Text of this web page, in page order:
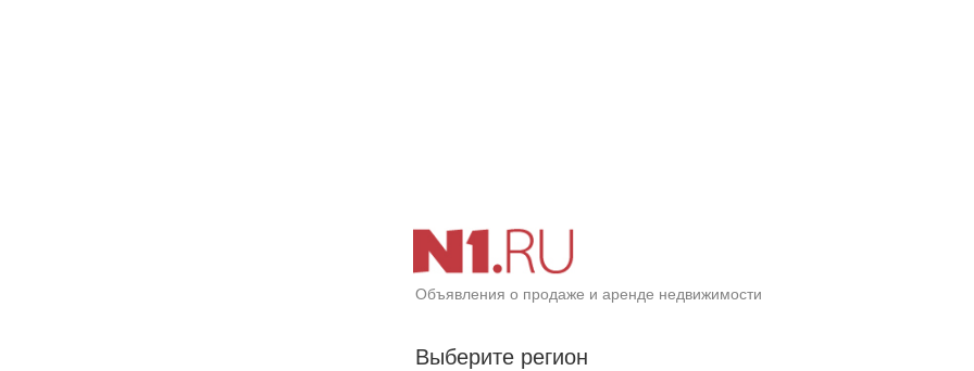
Объявления о продаже и аренде недвижимости
Выберите регион